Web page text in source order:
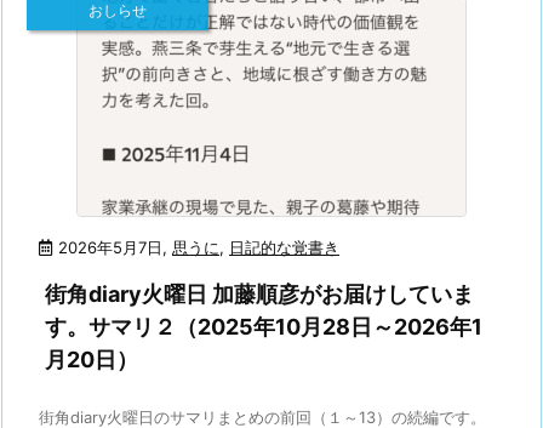
2026年5月7日
おしらせ
, 思うに, 日記的な覚書き
街角diary火曜日 加藤順彦がお届けしていま
す。サマリ２（2025年10月28日～2026年1
月20日）
街角diary火曜日のサマリまとめの前回（１～13）の続編です。